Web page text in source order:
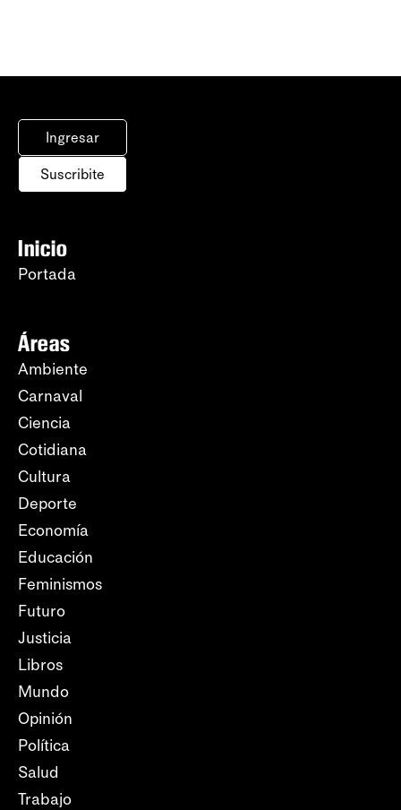
Ingresar
Suscribite
Inicio
Portada
Áreas
Ambiente
Carnaval
Ciencia
Cotidiana
Cultura
Deporte
Economía
Educación
Feminismos
Futuro
Justicia
Libros
Mundo
Opinión
Política
Salud
Trabajo